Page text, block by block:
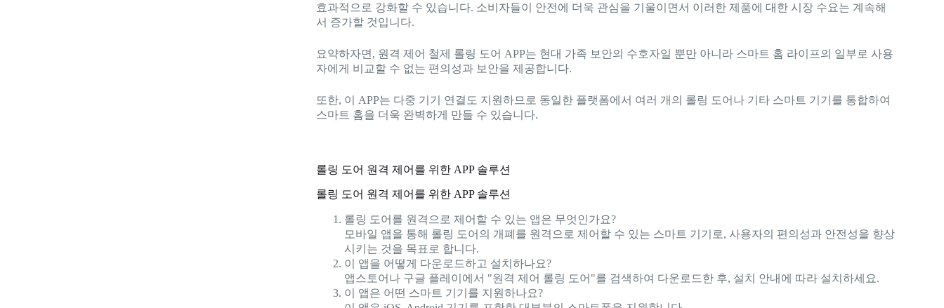
효과적으로 강화할 수 있습니다. 소비자들이 안전에 더욱 관심을 기울이면서 이러한 제품에 대한 시장 수요는 계속해
서 증가할 것입니다.
요약하자면, 원격 제어 철제 롤링 도어 APP는 현대 가족 보안의 수호자일 뿐만 아니라 스마트 홈 라이프의 일부로 사용
자에게 비교할 수 없는 편의성과 보안을 제공합니다.
또한, 이 APP는 다중 기기 연결도 지원하므로 동일한 플랫폼에서 여러 개의 롤링 도어나 기타 스마트 기기를 통합하여
스마트 홈을 더욱 완벽하게 만들 수 있습니다.
롤링 도어 원격 제어를 위한 APP 솔루션
롤링 도어 원격 제어를 위한 APP 솔루션
롤링 도어를 원격으로 제어할 수 있는 앱은 무엇인가요?
모바일 앱을 통해 롤링 도어의 개폐를 원격으로 제어할 수 있는 스마트 기기로, 사용자의 편의성과 안전성을 향상
시키는 것을 목표로 합니다.
이 앱을 어떻게 다운로드하고 설치하나요?
앱스토어나 구글 플레이에서 "원격 제어 롤링 도어"를 검색하여 다운로드한 후, 설치 안내에 따라 설치하세요.
이 앱은 어떤 스마트 기기를 지원하나요?